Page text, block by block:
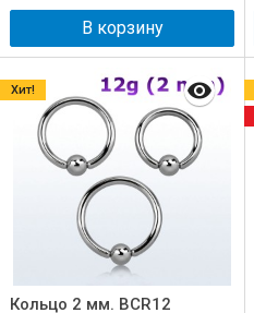
В корзину
Кольцо 2 мм. BCR12
Хит!